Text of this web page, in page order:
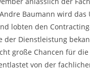
Baumann wird
lobten den
der Dienstleistung
große Chancen für
von der